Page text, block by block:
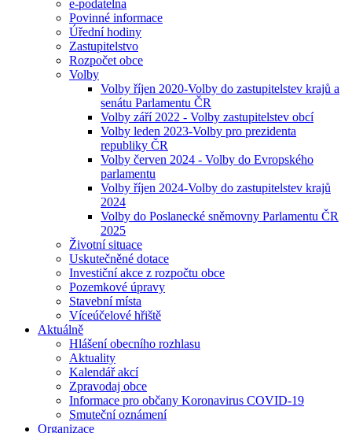
e-podatelna
Povinné informace
Úřední hodiny
Zastupitelstvo
Rozpočet obce
Volby
Volby říjen 2020-Volby do zastupitelstev krajů a
senátu Parlamentu ČR
Volby září 2022 - Volby zastupitelstev obcí
Volby leden 2023-Volby pro prezidenta
republiky ČR
Volby červen 2024 - Volby do Evropského
parlamentu
Volby říjen 2024-Volby do zastupitelstev krajů
2024
Volby do Poslanecké sněmovny Parlamentu ČR
2025
Životní situace
Uskutečněné dotace
Investiční akce z rozpočtu obce
Pozemkové úpravy
Stavební místa
Víceúčelové hřiště
Aktuálně
Hlášení obecního rozhlasu
Aktuality
Kalendář akcí
Zpravodaj obce
Informace pro občany Koronavirus COVID-19
Smuteční oznámení
Organizace